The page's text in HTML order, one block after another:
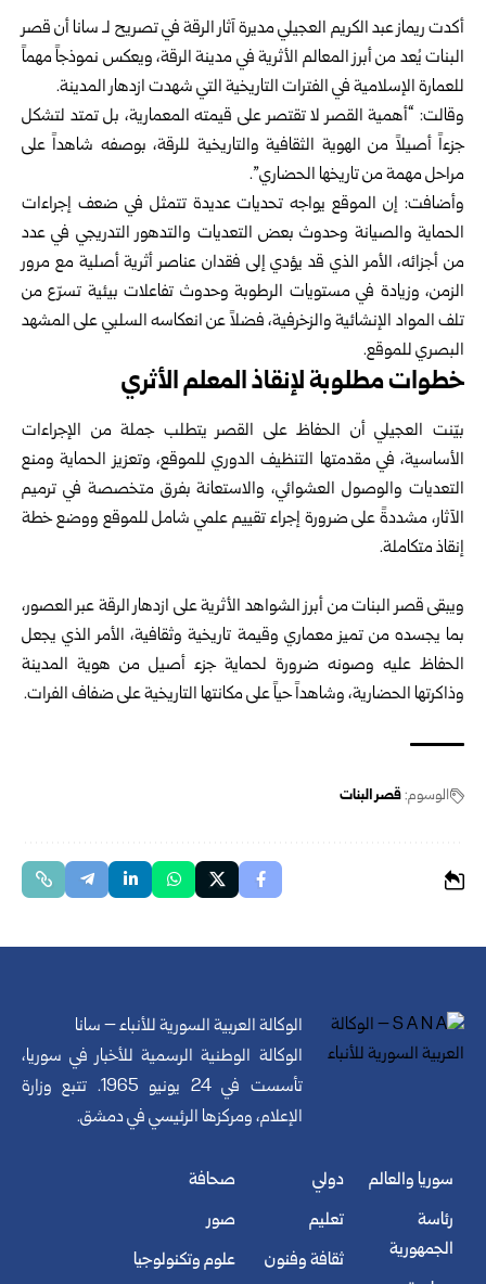
أكدت ريماز عبد الكريم العجيلي مديرة آثار الرقة في تصريح لـ سانا أن قصر
البنات يُعد من أبرز المعالم الأثرية في مدينة الرقة، ويعكس نموذجاً مهماً
للعمارة الإسلامية في الفترات التاريخية التي شهدت ازدهار المدينة.
وقالت: “أهمية القصر لا تقتصر على قيمته المعمارية، بل تمتد لتشكل
جزءاً أصيلاً من الهوية الثقافية والتاريخية للرقة، بوصفه شاهداً على
مراحل مهمة من تاريخها الحضاري”.
وأضافت: إن الموقع يواجه تحديات عديدة تتمثل في ضعف إجراءات
الحماية والصيانة وحدوث بعض التعديات والتدهور التدريجي في عدد
من أجزائه، الأمر الذي قد يؤدي إلى فقدان عناصر أثرية أصلية مع مرور
الزمن، وزيادة في مستويات الرطوبة وحدوث تفاعلات بيئية تسرّع من
تلف المواد الإنشائية والزخرفية، فضلاً عن انعكاسه السلبي على المشهد
البصري للموقع.
خطوات مطلوبة لإنقاذ المعلم الأثري
بيّنت العجيلي أن الحفاظ على القصر يتطلب جملة من الإجراءات
الأساسية، في مقدمتها التنظيف الدوري للموقع، وتعزيز الحماية ومنع
التعديات والوصول العشوائي، والاستعانة بفرق متخصصة في ترميم
الآثار، مشددةً على ضرورة إجراء تقييم علمي شامل للموقع ووضع خطة
إنقاذ متكاملة.
ويبقى قصر البنات من أبرز الشواهد الأثرية على ازدهار الرقة عبر العصور،
بما يجسده من تميز معماري وقيمة تاريخية وثقافية، الأمر الذي يجعل
الحفاظ عليه وصونه ضرورة لحماية جزء أصيل من هوية المدينة
وذاكرتها الحضارية، وشاهداً حياً على مكانتها التاريخية على ضفاف الفرات.
الوسوم:قصر البنات
الوكالة العربية السورية للأنباء – سانا
الوكالة الوطنية الرسمية للأخبار في سوريا،
تأسست في 24 يونيو 1965. تتبع وزارة
الإعلام، ومركزها الرئيسي في دمشق.
سوريا والعالم
رئاسة
الجمهورية
دولي
تعليم
ثقافة وفنون
صحافة
صور
علوم وتكنولوجيا